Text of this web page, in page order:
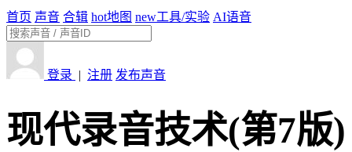
首页 声音 合辑 hot地图 new工具/实验 AI语音
登录 | 注册 发布声音
现代录音技术(第7版)